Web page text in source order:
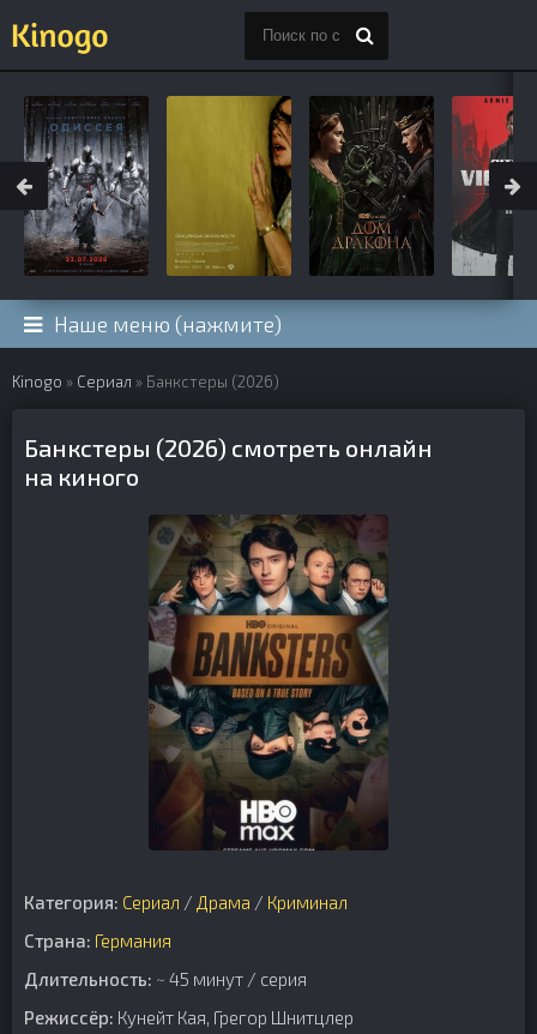
Наше меню (нажмите)
Kinogo » Сериал » Банкстеры (2026)
Банкстеры (2026) смотреть онлайн
на киного
Категория: Сериал / Драма / Криминал
Страна: Германия
Длительность: ~ 45 минут / серия
Режиссёр: Кунейт Кая, Грегор Шнитцлер